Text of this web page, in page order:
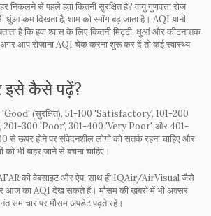
निकलने से पहले हवा कितनी सुरक्षित है? वायु गुणवत्ता रोज
कम दिखता है, शाम को स्मॉग बढ़ जाता है। AQI यानी
है कि हवा श्वास के लिए कितनी मिट्टी, धुआं और कीटनाशक
आप रोज़ाना AQI चेक करना शुरू कर दें तो कई स्वास्थ्य
इसे कैसे पढ़ें?
'Good' (सुरक्षित), 51-100 'Satisfactory', 101-200
300 'Poor', 301-400 'Very Poor', और 401-
ऊपर होने पर संवेदनशील लोगों को सतर्क रहना चाहिए और
भी बाहर जाने से बचना चाहिए।
की वेबसाइट और ऐप, साथ ही IQAir/AirVisual जैसे
आज का AQI देख सकते हैं। मौसम की खबरों में भी अक्सर
समाचार पर मौसम अपडेट पढ़ते रहें।